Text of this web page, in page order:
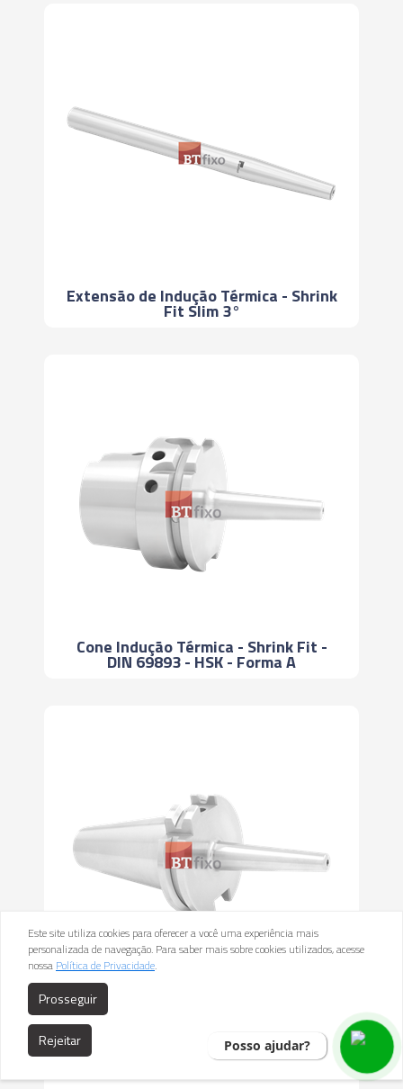
Extensão de Indução Térmica - Shrink
Fit Slim 3°
Cone Indução Térmica - Shrink Fit -
DIN 69893 - HSK - Forma A
Cone Indução Térmica - Shirink Fit -
Posso ajudar?
Este site utiliza cookies para oferecer a você uma experiência mais
personalizada de navegação. Para saber mais sobre cookies utilizados, acesse
nossa Política de Privacidade.
Prosseguir
Rejeitar